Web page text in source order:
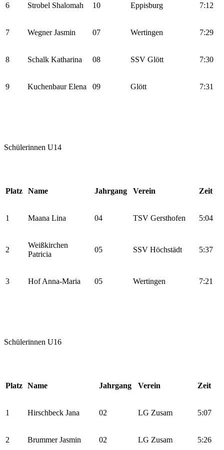
6 Strobel Shalomah 10 Eppisburg 7:12
7 Wegner Jasmin 07 Wertingen 7:29
8 Schalk Katharina 08 SSV Glött 7:30
9 Kuchenbaur Elena 09 Glött 7:31
Schülerinnen U14
Platz Name Jahrgang Verein Zeit
1 Maana Lina 04 TSV Gersthofen 5:04
2
Weißkirchen
Patricia
05 SSV Höchstädt 5:37
3 Hof Anna-Maria 05 Wertingen 7:21
Schülerinnen U16
Platz Name Jahrgang Verein Zeit
1 Hirschbeck Jana 02 LG Zusam 5:07
2 Brummer Jasmin 02 LG Zusam 5:26